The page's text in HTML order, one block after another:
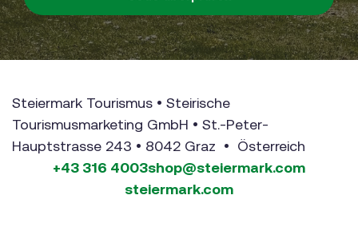
Steiermark Tourismus • Steirische
Tourismusmarketing GmbH • St.-Peter-
Hauptstrasse 243 • 8042 Graz • Österreich
+43 316 4003shop@steiermark.com
steiermark.com